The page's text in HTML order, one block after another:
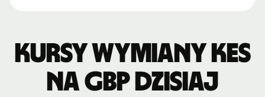
Kursy wymiany KES
na GBP dzisiaj